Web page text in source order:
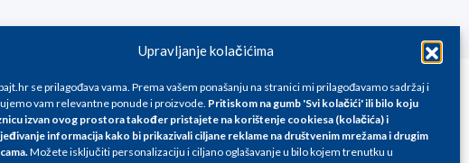
Upravljanje kolačićima
se prilagođava vama. Prema vašem ponašanju na stranici mi prilagođavamo sadržaj i
vam relevantne ponude i proizvode. Pritiskom na gumb 'Svi kolačići' ili bilo koju
izvan ovog prostora također pristajete na korištenje cookiesa (kolačića) i
informacija kako bi prikazivali ciljane reklame na društvenim mrežama i drugim
.Možete isključiti personalizaciju i ciljano oglašavanje u bilo kojem trenutku u